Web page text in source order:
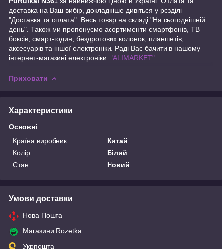
доставка на Ваш вибір, докладніше дивіться у розділі
"Доставка та оплата". Весь товар на складі "На сьогоднішній
день". Також ми пропонуємо асортименти смартфонів, ТВ
боксів, смарт-годин, бездротових колонок, планшетів,
аксесуарів та іншої електроніки. Раді Вас бачити в нашому
інтернет-магазині електроніки "ALIMARKET"
Приховати
Характеристики
Основні
Країна виробник
Китай
Колір
Білий
Стан
Новий
Умови доставки
Нова Пошта
Магазини Rozetka
Укрпошта